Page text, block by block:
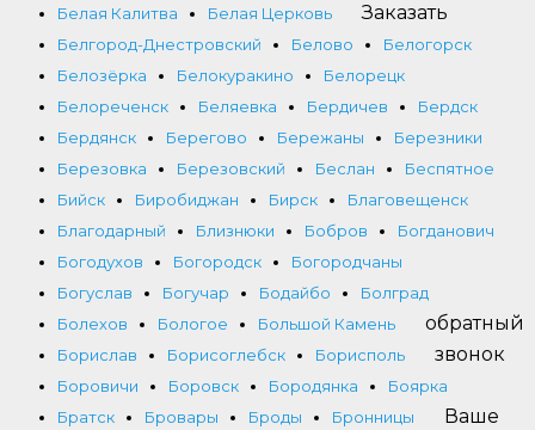
Белая Калитва
Белая Церковь
Белгород-Днестровский
Белово
Белогорск
Белозёрка
Белокуракино
Белорецк
Белореченск
Беляевка Бердичев
Бердск
Бердянск
Берегово Бережаны
Березники
Березовка
Березовский Беслан
Беспятное
Бийск
Биробиджан Бирск
Благовещенск
Благодарный
Близнюки Бобров
Богданович
Богодухов
Богородск
Богородчаны
Богуслав
Богучар Бодайбо
Болград
Болехов
Бологое
Большой Камень
Борислав
Борисоглебск
Борисполь
Боровичи
Боровск Бородянка
Боярка
Братск
Бровары Броды
Бронницы
Заказать
обратный
звонок
Ваше